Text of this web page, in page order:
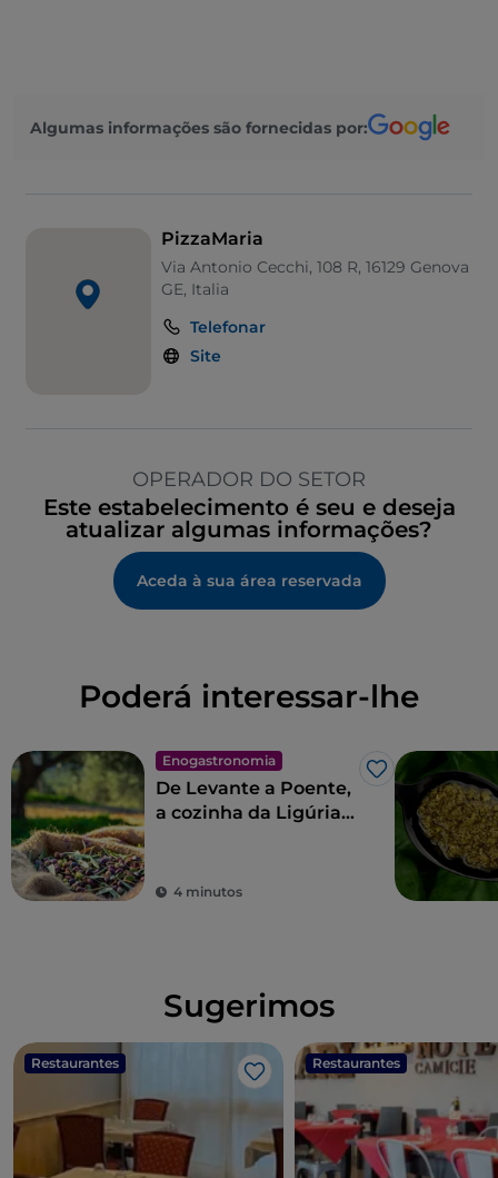
Algumas informações são fornecidas por:
PizzaMaria
Via Antonio Cecchi, 108 R, 16129 Genova
GE, Italia
Telefonar
Site
OPERADOR DO SETOR
Este estabelecimento é seu e deseja
atualizar algumas informações?
Aceda à sua área reservada
Poderá interessar-lhe
Enogastronomia
Gosto
De Levante a Poente,
a cozinha da Ligúria
4 minutos
Sugerimos
Restaurantes
Gosto
Restaurantes